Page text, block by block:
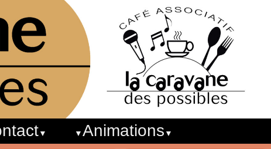
Animations